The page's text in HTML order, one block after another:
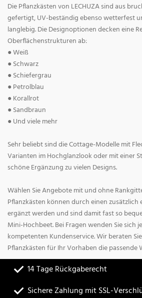
Die Pflanzkästen von LECHUZA sind aus
gefertigt, UV-beständig ebenso wetterfest
langlebig. Die Designoptionen decken eine
Oberflächenstrukturen ab:
● Weiß
● Schwarz
● Schiefergrau
● Petrolblau
● Korallrot
● Sandbraun
● Und viele mehr
Sehr beliebt sind die Cottage-Modelle mit
Varianten im Hochglanzlook oder mit einer
schöne Ergänzung zu vielen Designs.
Wählen Sie Angebote mit und ohne
Pflanzkästen können durch einen zusätzlich
ergänzt werden und sind damit fast so
Mini-Hochbeet. Bei Fragen wenden Sie sich
kompetenten Kundenservice. Wir beraten
Pflanzkästen für Ihr Vorhaben die passende
14 Tage Rückgaberecht
Sichere Zahlung mit SSL-